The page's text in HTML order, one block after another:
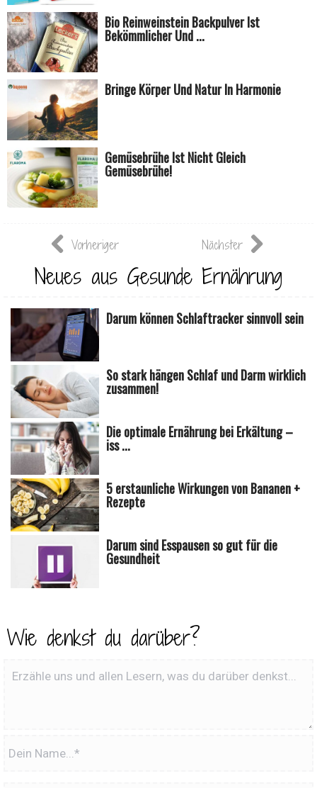
Bio Reinweinstein Backpulver Ist
Bekömmlicher Und ...
Bringe Körper Und Natur In Harmonie
Gemüsebrühe Ist Nicht Gleich
Gemüsebrühe!
Vorheriger Nächster
Neues aus Gesunde Ernährung
Darum können Schlaftracker sinnvoll sein
So stark hängen Schlaf und Darm wirklich
zusammen!
Die optimale Ernährung bei Erkältung –
iss ...
5 erstaunliche Wirkungen von Bananen +
Rezepte
Darum sind Esspausen so gut für die
Gesundheit
Wie denkst du darüber?